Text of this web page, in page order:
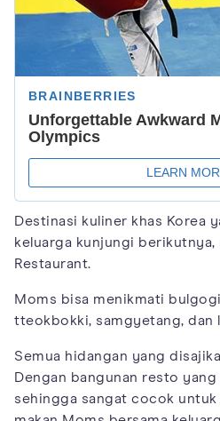
Destinasi kuliner khas Korea
keluarga kunjungi
Restaurant.
Moms bisa menikmati
tteokbokki, samgyetang, dan
Semua hidangan yang
Dengan bangunan resto
sehingga sangat cocok